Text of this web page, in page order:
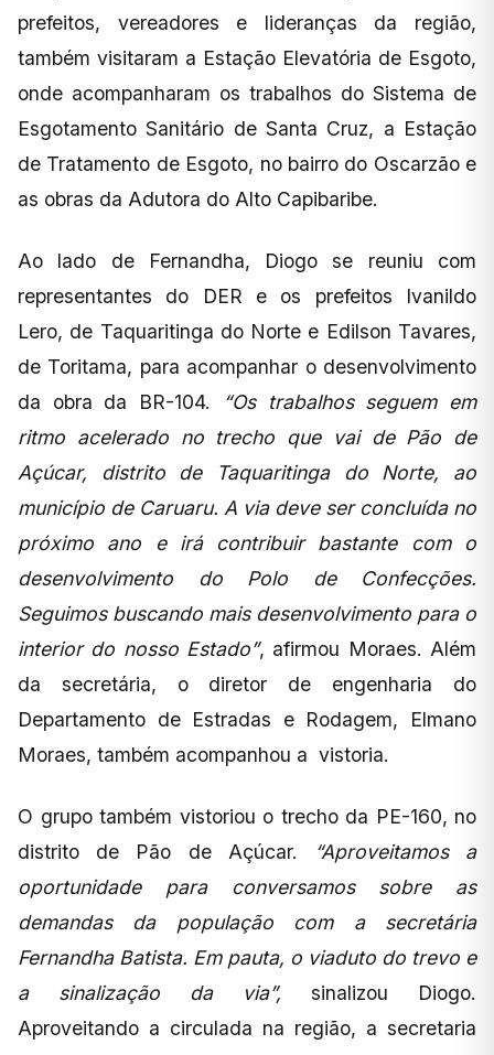
prefeitos, vereadores e lideranças da região,
também visitaram a Estação Elevatória de Esgoto,
onde acompanharam os trabalhos do Sistema de
Esgotamento Sanitário de Santa Cruz, a Estação
de Tratamento de Esgoto, no bairro do Oscarzão e
as obras da Adutora do Alto Capibaribe.
Ao lado de Fernandha, Diogo se reuniu com
representantes do DER e os prefeitos Ivanildo
Lero, de Taquaritinga do Norte e Edilson Tavares,
de Toritama, para acompanhar o desenvolvimento
da obra da BR-104.
“Os trabalhos seguem em
ritmo acelerado no trecho que vai de Pão de
Açúcar, distrito de Taquaritinga do Norte, ao
município de Caruaru. A via deve ser concluída no
próximo ano e irá contribuir bastante com o
desenvolvimento do Polo de Confecções.
Seguimos buscando mais desenvolvimento para o
interior do nosso Estado”, afirmou Moraes. Além
da secretária, o diretor de engenharia do
Departamento de Estradas e Rodagem, Elmano
Moraes, também acompanhou a vistoria.
O grupo também vistoriou o trecho da PE-160, no
distrito de Pão de Açúcar.
“Aproveitamos a
oportunidade para conversamos sobre as
demandas da população com a secretária
Fernandha Batista. Em pauta, o viaduto do trevo e
a sinalização da via”, sinalizou Diogo.
Aproveitando a circulada na região, a secretaria